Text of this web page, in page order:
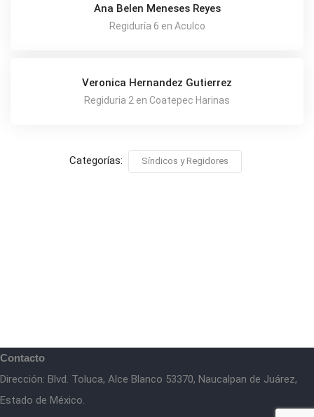
Ana Belen Meneses Reyes
Regiduría 6 en Aculco
Veronica Hernandez Gutierrez
Regiduria 2 en Coatepec Harinas
Categorías: Síndicos y Regidores
Contacto
Dirección: Blvd. Toluca, Alce Blanco 53370, Naucalpan de Juárez,
Estado de México.